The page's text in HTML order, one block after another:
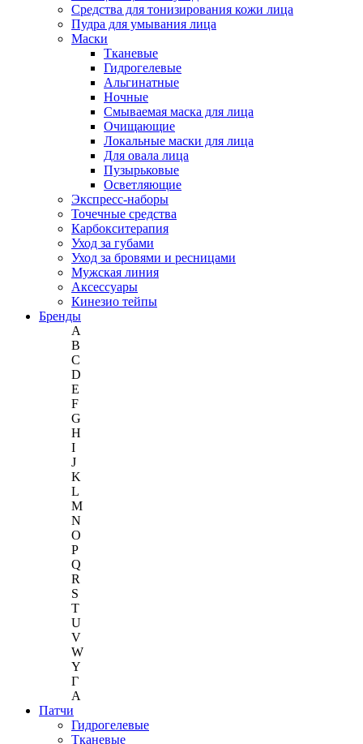
Средства для тонизирования кожи лица
Пудра для умывания лица
Маски
Тканевые
Гидрогелевые
Альгинатные
Ночные
Смываемая маска для лица
Очищающие
Локальные маски для лица
Для овала лица
Пузырьковые
Осветляющие
Экспресс-наборы
Точечные средства
Карбокситерапия
Уход за губами
Уход за бровями и ресницами
Мужская линия
Аксессуары
Кинезио тейпы
Бренды
A
B
C
D
E
F
G
H
I
J
K
L
M
N
O
P
Q
R
S
T
U
V
W
Y
Г
A
Патчи
Гидрогелевые
Тканевые